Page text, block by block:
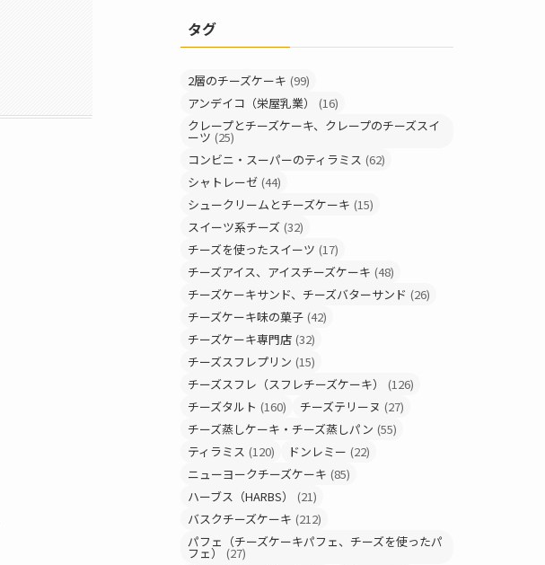
タグ
2層のチーズケーキ (99)
アンデイコ（栄屋乳業）
(16)
クレープとチーズケーキ、クレープのチーズスイ
ーツ (25)
コンビニ・スーパーのティラミス (62)
シャトレーゼ (44)
シュークリームとチーズケーキ (15)
スイーツ系チーズ (32)
チーズを使ったスイーツ (17)
チーズアイス、アイスチーズケーキ (48)
チーズケーキサンド、チーズバターサンド (26)
チーズケーキ味の菓子 (42)
チーズケーキ専門店 (32)
チーズスフレプリン (15)
チーズスフレ（スフレチーズケーキ）
(126)
チーズタルト (160) チーズテリーヌ (27)
チーズ蒸しケーキ・チーズ蒸しパン (55)
ティラミス (120) ドンレミー (22)
ニューヨークチーズケーキ (85)
ハーブス（HARBS）
(21)
バスクチーズケーキ (212)
パフェ（チーズケーキパフェ、チーズを使ったパ
フェ） (27)